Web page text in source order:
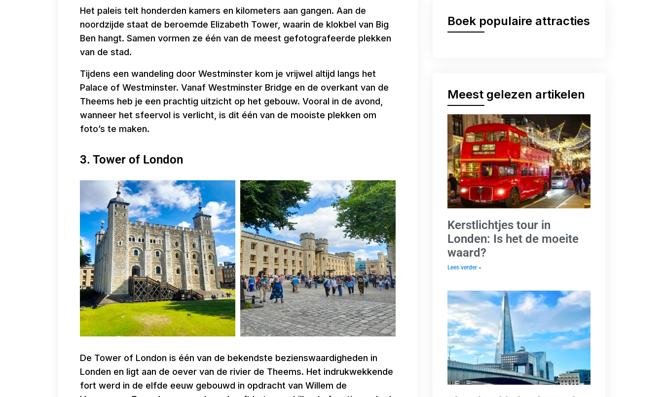
Het paleis telt honderden kamers en kilometers aan gangen. Aan de
noordzijde staat de beroemde Elizabeth Tower, waarin de klokbel van Big
Ben hangt. Samen vormen ze één van de meest gefotografeerde plekken
van de stad.
Tijdens een wandeling door Westminster kom je vrijwel altijd langs het
Palace of Westminster. Vanaf Westminster Bridge en de overkant van de
Theems heb je een prachtig uitzicht op het gebouw. Vooral in de avond,
wanneer het sfeervol is verlicht, is dit één van de mooiste plekken om
foto’s te maken.
3. Tower of London
De Tower of London is één van de bekendste bezienswaardigheden in
Londen en ligt aan de oever van de rivier de Theems. Het indrukwekkende
fort werd in de elfde eeuw gebouwd in opdracht van Willem de
Boek populaire attracties
Meest gelezen artikelen
Kerstlichtjes tour in
Londen: Is het de moeite
waard?
Lees verder »